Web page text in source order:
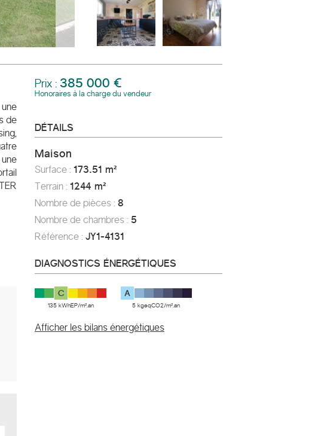
Prix : 385 000 €
Honoraires à la charge du vendeur
DÉTAILS
maison
Surface : 173.51 m²
Terrain : 1244 m²
Nombre de pièces : 8
Nombre de chambres : 5
Référence : JY1-4131
DIAGNOSTICS ÉNERGÉTIQUES
C
135 kWhEP/m².an
A
5 kgeqCO2/m².an
Afficher les bilans énergétiques
de